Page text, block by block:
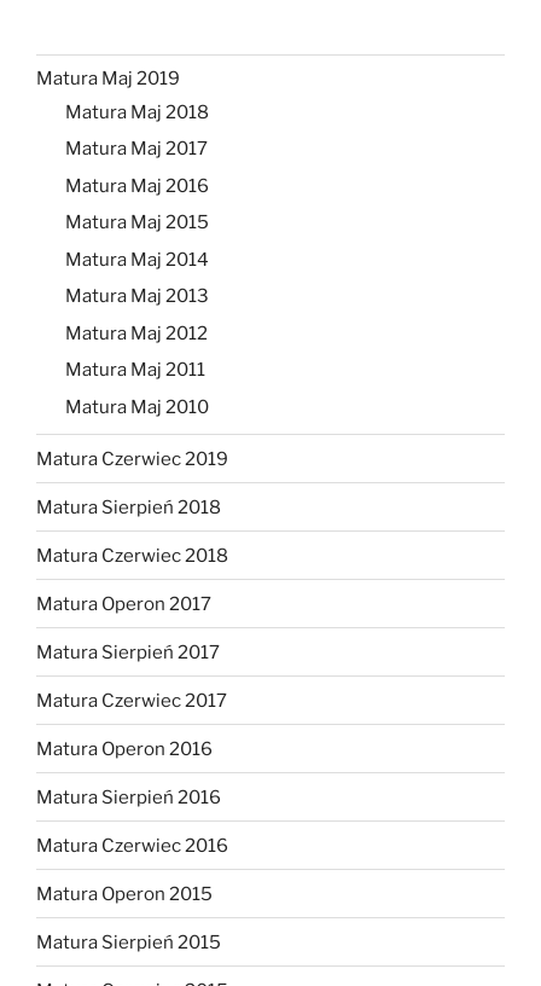
Matura Maj 2019
Matura Maj 2018
Matura Maj 2017
Matura Maj 2016
Matura Maj 2015
Matura Maj 2014
Matura Maj 2013
Matura Maj 2012
Matura Maj 2011
Matura Maj 2010
Matura Czerwiec 2019
Matura Sierpień 2018
Matura Czerwiec 2018
Matura Operon 2017
Matura Sierpień 2017
Matura Czerwiec 2017
Matura Operon 2016
Matura Sierpień 2016
Matura Czerwiec 2016
Matura Operon 2015
Matura Sierpień 2015